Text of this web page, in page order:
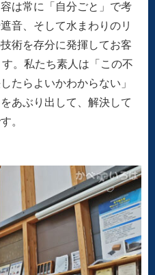
は常に「自分ごと」で考
音、そして水まわりのリ
術を存分に発揮してお客
。私たち素人は「この不
たらよいかわからない」
あぶり出して、解決して
。